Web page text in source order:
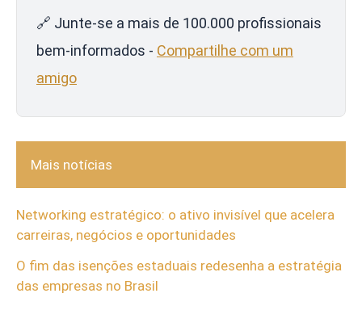
🔗 Junte-se a mais de 100.000 profissionais
bem-informados - Compartilhe com um
amigo
Mais notícias
Networking estratégico: o ativo invisível que acelera
carreiras, negócios e oportunidades
O fim das isenções estaduais redesenha a estratégia
das empresas no Brasil